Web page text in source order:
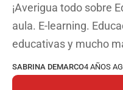
¡Averigua todo sobre
aula. E-learning.
educativas y mucho
SABRINA DEMARCO4 AÑOS